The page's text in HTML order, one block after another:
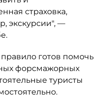
страховка,
экскурсии", —
готов помочь
форсмажорных
туристы